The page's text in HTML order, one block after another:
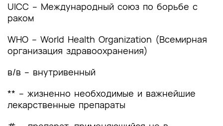
Приложение Г1-ГN. Шкалы оценки, вопросники
и другие оценочные инструменты состояния
пациента, приведенные в клинических
рекомендациях
состояния пациента по версии ВОЗ/ECOG
UICC – Международный союз по борьбе с
раком
WHO – World Health Organization (Всемирная
организация здравоохранения)
в/в – внутривенный
** – жизненно необходимые и важнейшие
лекарственные препараты